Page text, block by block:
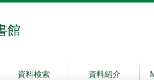
館
資料検索 資料紹介